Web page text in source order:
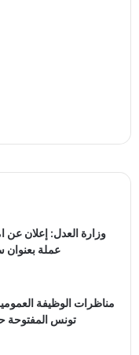
وزارة العدل: إعلان عن
عملة بعنوان سنة 2026
مناظرات الوظيفة
تونس المفتوحة